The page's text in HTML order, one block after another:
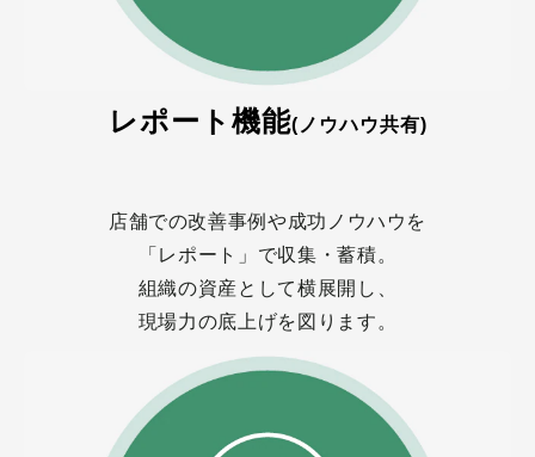
レポート機能(ノウハウ共有)
店舗での改善事例や成功ノウハウを
「レポート」で収集・蓄積。
組織の資産として横展開し、
現場力の底上げを図ります。